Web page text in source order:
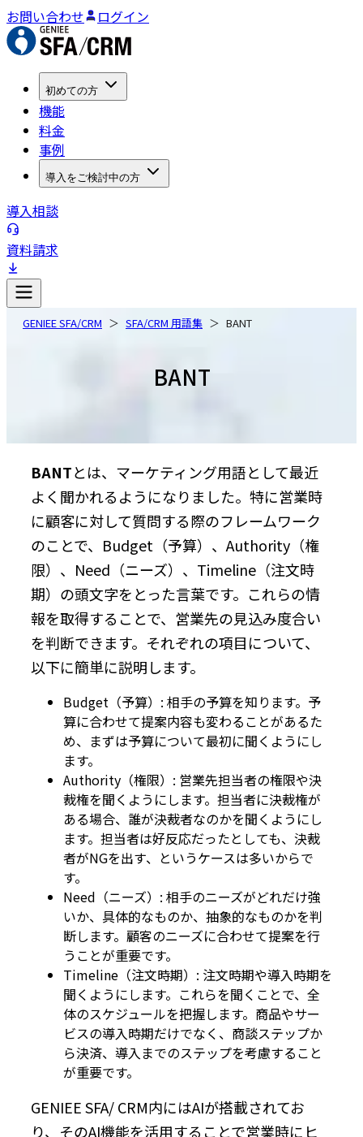
お問い合わせ ログイン
初めての方
機能
料金
事例
導入をご検討中の方
導入相談
資料請求
GENIEE SFA/CRM SFA/CRM 用語集 BANT
BANT
BANTとは、マーケティング用語として最近
よく聞かれるようになりました。特に営業時
に顧客に対して質問する際のフレームワーク
のことで、Budget（予算）、Authority（権
限）、Need（ニーズ）、Timeline（注文時
期）の頭文字をとった言葉です。これらの情
報を取得することで、営業先の見込み度合い
を判断できます。それぞれの項目について、
以下に簡単に説明します。
Budget（予算）: 相手の予算を知ります。予
算に合わせて提案内容も変わることがあるた
め、まずは予算について最初に聞くようにし
ます。
Authority（権限）: 営業先担当者の権限や決
裁権を聞くようにします。担当者に決裁権が
ある場合、誰が決裁者なのかを聞くようにし
ます。担当者は好反応だったとしても、決裁
者がNGを出す、というケースは多いからで
す。
Need（ニーズ）: 相手のニーズがどれだけ強
いか、具体的なものか、抽象的なものかを判
断します。顧客のニーズに合わせて提案を行
うことが重要です。
Timeline（注文時期）: 注文時期や導入時期を
聞くようにします。これらを聞くことで、全
体のスケジュールを把握します。商品やサー
ビスの導入時期だけでなく、商談ステップか
ら決済、導入までのステップを考慮すること
が重要です。
GENIEE SFA/ CRM内にはAIが搭載されてお
り、そのAI機能を活用することで営業時にヒ